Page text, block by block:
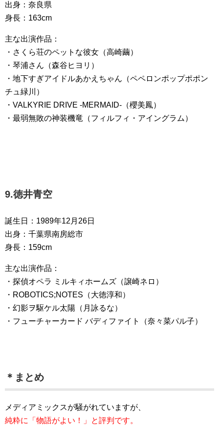
出身：奈良県
身長：163cm
主な出演作品：
・さくら荘のペットな彼女（高崎繭）
・琴浦さん（森谷ヒヨリ）
・地下すぎアイドルあかえちゃん（ペペロンポップポポン
チュ緑川）
・VALKYRIE DRIVE -MERMAID-（櫻美鳳）
・最弱無敗の神装機竜（フィルフィ・アイングラム）
9.徳井青空
誕生日：1989年12月26日
出身：千葉県南房総市
身長：159cm
主な出演作品：
・探偵オペラ ミルキィホームズ（譲崎ネロ）
・ROBOTICS;NOTES（大徳淳和）
・幻影ヲ駆ケル太陽（月詠るな）
・フューチャーカード バディファイト（奈々菜パル子）
＊まとめ
メディアミックスが騒がれていますが、
純粋に「物語がよい！」と評判です。